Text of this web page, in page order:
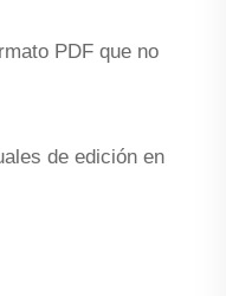
PDF que no
de edición en